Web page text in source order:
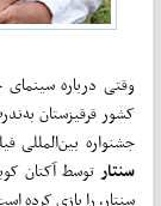
وقتی درباره
کشور قرقیزستان
جشنواره بین‌المللی
سنتارتوسط آکتان
سنتار، را بازی کرده